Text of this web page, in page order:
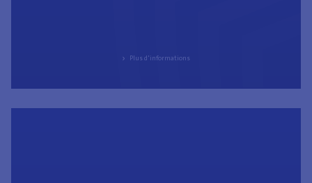
Plus d'informations